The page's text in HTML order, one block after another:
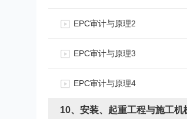
EPC审计与原理2
EPC审计与原理3
EPC审计与原理4
10、安装、起重工程与施工机